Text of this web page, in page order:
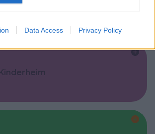
Data Access Privacy Policy